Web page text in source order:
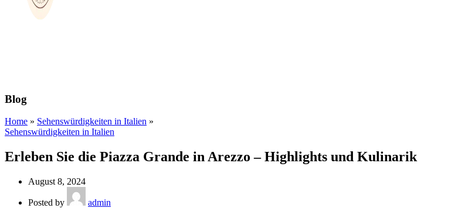
Blog
Home » Sehenswürdigkeiten in Italien »
Sehenswürdigkeiten in Italien
Erleben Sie die Piazza Grande in Arezzo – Highlights und Kulinarik
August 8, 2024
Posted by admin